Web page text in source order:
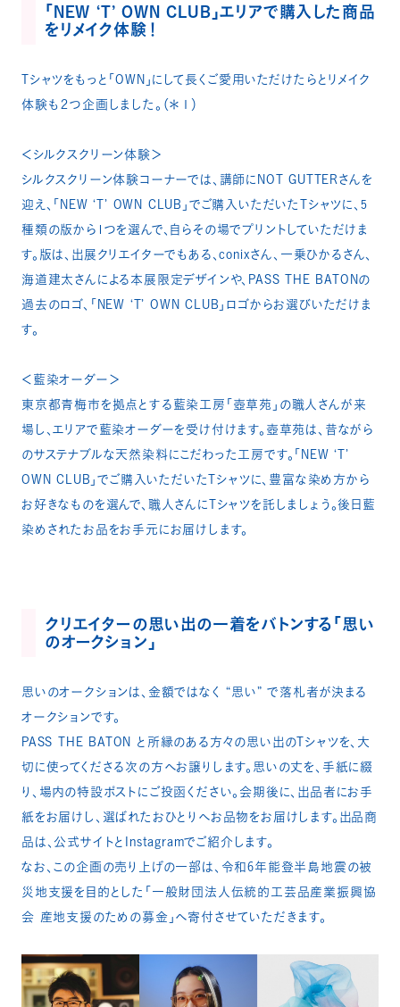
「NEW ‘T’ OWN CLUB」エリアで購入した商品
をリメイク体験！​
Tシャツをもっと「OWN」にして長くご愛用いただけたらとリメイク
体験も２つ企画しました。（＊１）​
＜シルクスクリーン体験＞​
シルクスクリーン体験コーナーでは、講師にNOT GUTTERさんを
迎え、「NEW ‘T’ OWN CLUB」でご購入いただいたTシャツに、5
種類の版から1つを選んで、自らその場でプリントしていただけま
す。版は、出展クリエイターでもある、conixさん、一乗ひかるさん、
海道建太さんによる本展限定デザインや、PASS THE BATONの
過去のロゴ、「NEW ‘T’ OWN CLUB」ロゴからお選びいただけま
す。​
＜藍染オーダー＞​
東京都青梅市を拠点とする藍染工房「壺草苑」の職人さんが来
場し、エリアで藍染オーダーを受け付けます。壺草苑は、昔ながら
のサステナブルな天然染料にこだわった工房です。「NEW ‘T’
OWN CLUB」でご購入いただいたTシャツに、豊富な染め方から
お好きなものを選んで、職人さんにTシャツを託しましょう。後日藍
染めされたお品をお手元にお届けします。​​
クリエイターの思い出の一着をバトンする「思い
のオークション」​
思いのオークションは、金額ではなく “思い” で落札者が決まる
オークションです。
PASS THE BATON と所縁のある方々の思い出のTシャツを、大
切に使ってくださる次の方へお譲りします。思いの丈を、手紙に綴
り、場内の特設ポストにご投函ください。会期後に、出品者にお手
紙をお届けし、選ばれたおひとりへお品物をお届けします。出品商
品は、公式サイトとInstagramでご紹介します。
なお、この企画の売り上げの一部は、令和6年能登半島地震の被
災地支援を目的とした「一般財団法人伝統的工芸品産業振興協
会 産地支援のための募金」へ寄付させていただきます。​​